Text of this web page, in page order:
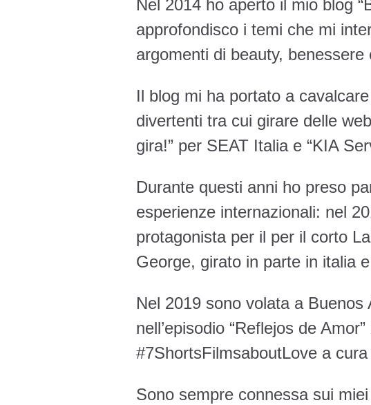
Nel 2014 ho aperto il mio blog
approfondisco i temi che mi
argomenti di beauty, benessere
Il blog mi ha portato a
divertenti tra cui girare delle
gira!” per SEAT Italia e “KIA
Durante questi anni ho preso
esperienze internazionali: nel
protagonista per il per il corto
George, girato in parte in italia
Nel 2019 sono volata a Buenos
nell’episodio “Reflejos de
#7ShortsFilmsaboutLove a
Sono sempre connessa sui